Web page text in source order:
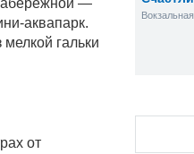
—
аквапарк.
гальки
от